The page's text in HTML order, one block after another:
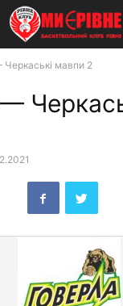
Черкаські мавпи 2